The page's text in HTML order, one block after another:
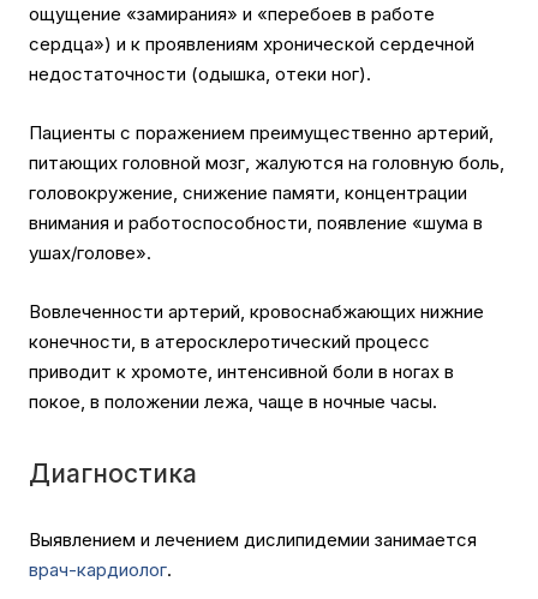
ощущение «замирания» и «перебоев в работе
сердца») и к проявлениям хронической сердечной
недостаточности (одышка, отеки ног).
Пациенты с поражением преимущественно артерий,
питающих головной мозг, жалуются на головную боль,
головокружение, снижение памяти, концентрации
внимания и работоспособности, появление «шума в
ушах/голове».
Вовлеченности артерий, кровоснабжающих нижние
конечности, в атеросклеротический процесс
приводит к хромоте, интенсивной боли в ногах в
покое, в положении лежа, чаще в ночные часы.
Диагностика
Выявлением и лечением дислипидемии занимается
врач-кардиолог.